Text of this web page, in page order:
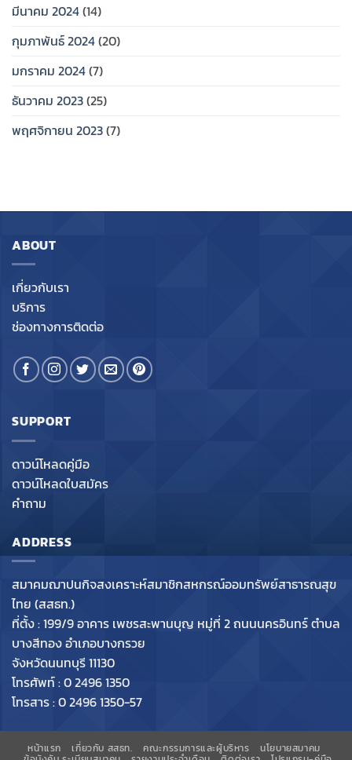
มีนาคม 2024(14)
กุมภาพันธ์ 2024(20)
มกราคม 2024(7)
ธันวาคม 2023(25)
พฤศจิกายน 2023(7)
ABOUT
เกี่ยวกับเรา
บริการ
ช่องทางการติดต่อ
SUPPORT
ดาวน์โหลดคู่มือ
ดาวน์โหลดใบสมัคร
คำถาม
ADDRESS
สมาคมฌาปนกิจสงเคราะห์สมาชิกสหกรณ์ออมทรัพย์สาธารณสุข
ไทย (สสธท.)
ที่ตั้ง : 199/9 อาคาร เพชรสะพานบุญ หมู่ที่ 2 ถนนนครอินทร์ ตำบล
บางสีทอง อำเภอบางกรวย
จังหวัดนนทบุรี 11130
โทรศัพท์ : 0 2496 1350
โทรสาร : 0 2496 1350-57
หน้าแรก เกี่ยวกับ สสธท. คณะกรรมการและผู้บริหาร นโยบายสมาคม